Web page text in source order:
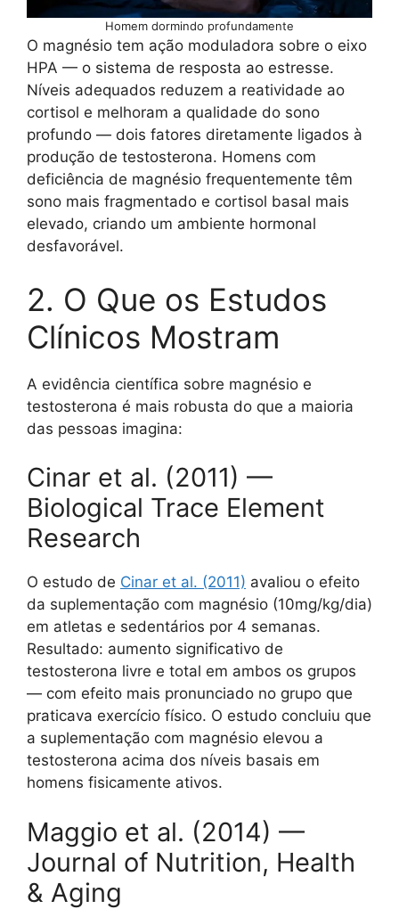
Homem dormindo profundamente
O magnésio tem ação moduladora sobre o eixo
HPA — o sistema de resposta ao estresse.
Níveis adequados reduzem a reatividade ao
cortisol e melhoram a qualidade do sono
profundo — dois fatores diretamente ligados à
produção de testosterona. Homens com
deficiência de magnésio frequentemente têm
sono mais fragmentado e cortisol basal mais
elevado, criando um ambiente hormonal
desfavorável.
2. O Que os Estudos
Clínicos Mostram
A evidência científica sobre magnésio e
testosterona é mais robusta do que a maioria
das pessoas imagina:
Cinar et al. (2011) —
Biological Trace Element
Research
O estudo de Cinar et al. (2011) avaliou o efeito
da suplementação com magnésio (10mg/kg/dia)
em atletas e sedentários por 4 semanas.
Resultado: aumento significativo de
testosterona livre e total em ambos os grupos
— com efeito mais pronunciado no grupo que
praticava exercício físico. O estudo concluiu que
a suplementação com magnésio elevou a
testosterona acima dos níveis basais em
homens fisicamente ativos.
Maggio et al. (2014) —
Journal of Nutrition, Health
& Aging